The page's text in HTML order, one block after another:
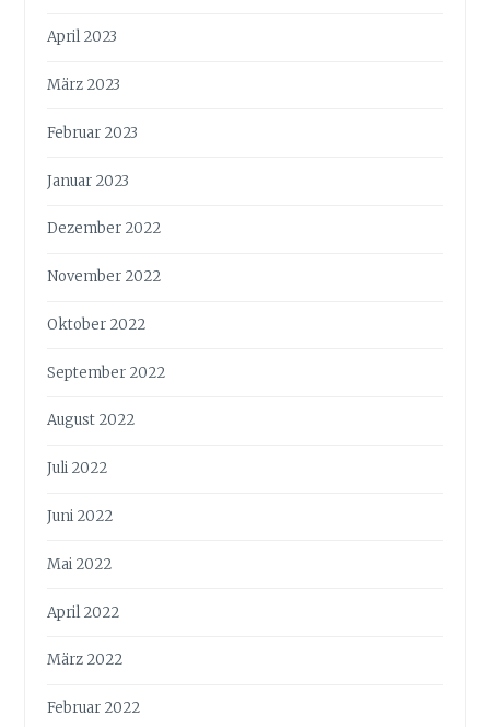
April 2023
März 2023
Februar 2023
Januar 2023
Dezember 2022
November 2022
Oktober 2022
September 2022
August 2022
Juli 2022
Juni 2022
Mai 2022
April 2022
März 2022
Februar 2022